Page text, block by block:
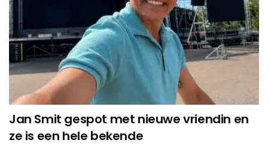
Jan Smit gespot met nieuwe vriendin en
ze is een hele bekende